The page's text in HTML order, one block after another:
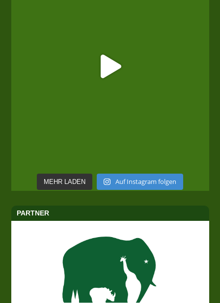
MEHR LADEN Auf Instagram folgen
PARTNER